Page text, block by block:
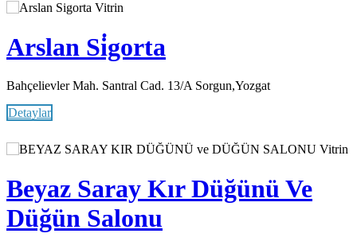
Vitrin
Arslan Si̇gorta
Bahçelievler Mah. Santral Cad. 13/A Sorgun,Yozgat
Detaylar
Vitrin
Beyaz Saray Kır Düğünü Ve
Düğün Salonu